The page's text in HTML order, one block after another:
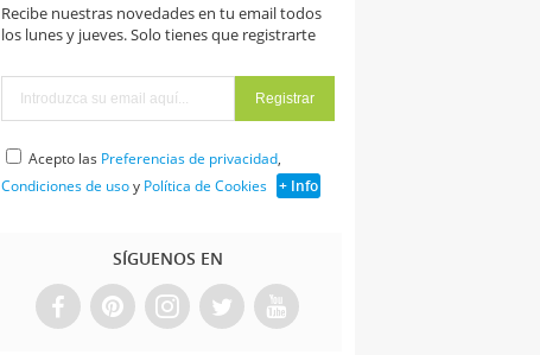
Recibe nuestras novedades en tu email todos
los lunes y jueves. Solo tienes que registrarte
Acepto las Preferencias de privacidad,
Condiciones de usoy Política de Cookies + Info
SÍGUENOS EN